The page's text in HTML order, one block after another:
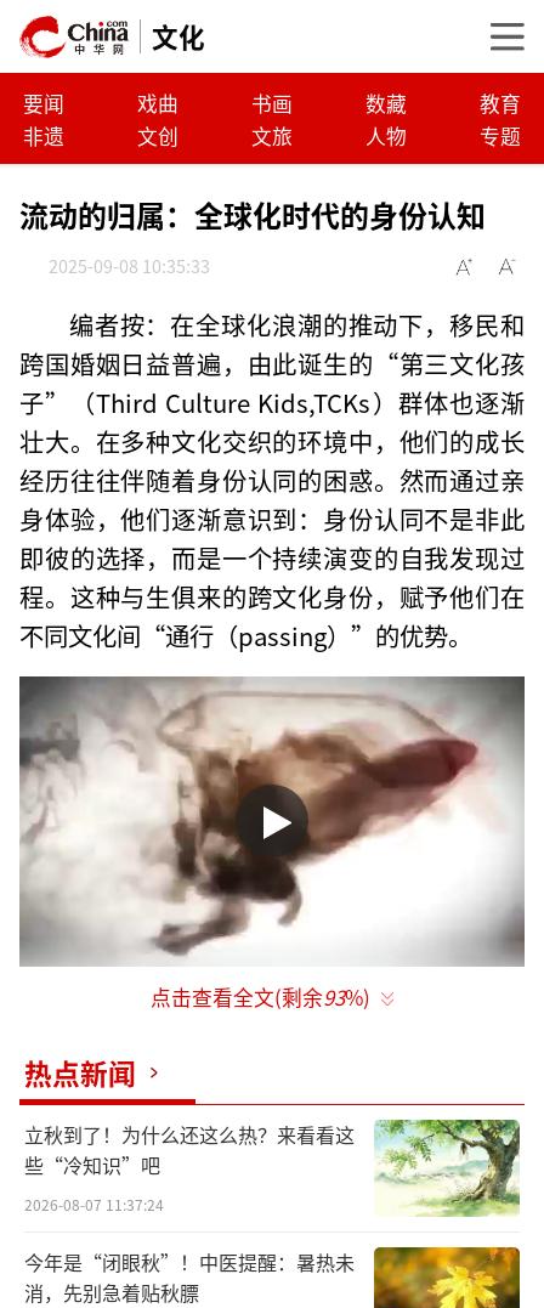
文化
要闻 戏曲 书画 数藏
教育
非遗
文创 文旅 人物 专题
流动的归属：全球化时代的身份认知
2025-09-08 10:35:33
编者按：在全球化浪潮的推动下，移民和
跨国婚姻日益普遍，由此诞生的“第三文化孩
子”（Third Culture Kids,TCKs）群体也逐渐
壮大。在多种文化交织的环境中，他们的成长
经历往往伴随着身份认同的困惑。然而通过亲
身体验，他们逐渐意识到：身份认同不是非此
即彼的选择，而是一个持续演变的自我发现过
程。这种与生俱来的跨文化身份，赋予他们在
不同文化间“通行（passing）”的优势。
在由中国宋庆龄基金会主办的“文化小大
孩林米阳（Lin Sanchez Barba Millan）。他今
年14岁，来自西班牙马德里。
点击查看全文(剩余93%)
热点新闻
立秋到了！为什么还这么热？来看看这
些“冷知识”吧
2026-08-07 11:37:24
今年是“闭眼秋”！中医提醒：暑热未
消，先别急着贴秋膘